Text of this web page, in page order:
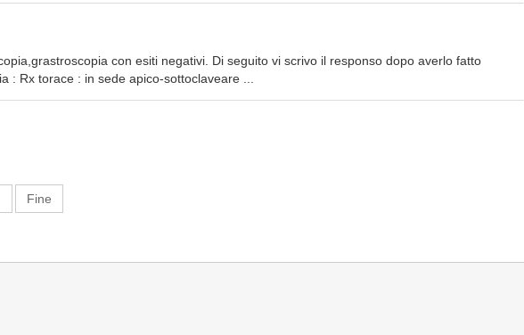
con esiti negativi. Di seguito vi scrivo il responso dopo averlo fatto
: Rx torace : in sede apico-sottoclaveare ...
Fine